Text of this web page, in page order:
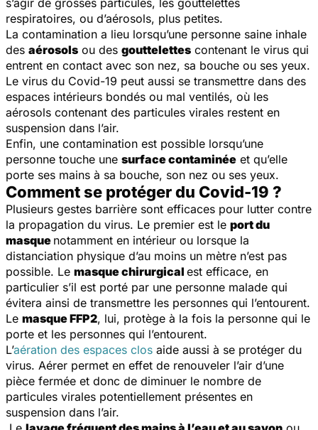
respiratoires, ou d’aérosols, plus petites.
La contamination a lieu lorsqu’une personne saine inhale
des aérosols ou des gouttelettes contenant le virus qui
entrent en contact avec son nez, sa bouche ou ses yeux.
Le virus du Covid-19 peut aussi se transmettre dans des
espaces intérieurs bondés ou mal ventilés, où les
aérosols contenant des particules virales restent en
suspension dans l’air.
Enfin, une contamination est possible lorsqu’une
personne touche une surface contaminée et qu’elle
porte ses mains à sa bouche, son nez ou ses yeux.
Comment se protéger du Covid-19 ?
Plusieurs gestes barrière sont efficaces pour lutter contre
la propagation du virus. Le premier est le port du
masque notamment en intérieur ou lorsque la
distanciation physique d’au moins un mètre n’est pas
possible. Le masque chirurgical est efficace, en
particulier s’il est porté par une personne malade qui
évitera ainsi de transmettre les personnes qui l’entourent.
Le masque FFP2, lui, protège à la fois la personne qui le
porte et les personnes qui l’entourent.
L’aération des espaces clos aide aussi à se protéger du
virus. Aérer permet en effet de renouveler l’air d’une
pièce fermée et donc de diminuer le nombre de
particules virales potentiellement présentes en
suspension dans l’air.